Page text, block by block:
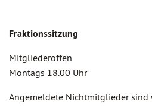
Fraktionssitzung
Mitgliederoffen
Montags 18.00 Uhr
Angemeldete Nichtmitglieder